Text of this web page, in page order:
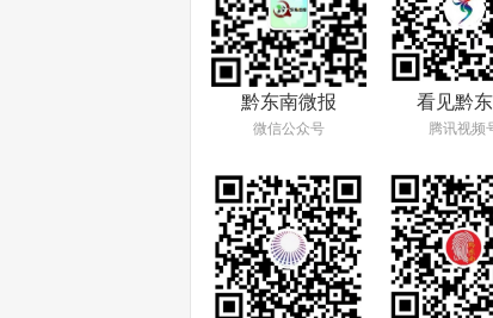
黔东南微报
微信公众号
看见黔
腾讯视频